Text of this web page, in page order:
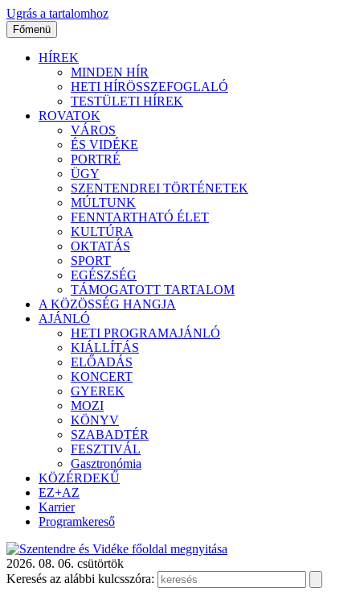
Ugrás a tartalomhoz
Főmenü
HÍREK
MINDEN HÍR
HETI HÍRÖSSZEFOGLALÓ
TESTÜLETI HÍREK
ROVATOK
VÁROS
ÉS VIDÉKE
PORTRÉ
ÜGY
SZENTENDREI TÖRTÉNETEK
MÚLTUNK
FENNTARTHATÓ ÉLET
KULTÚRA
OKTATÁS
SPORT
EGÉSZSÉG
TÁMOGATOTT TARTALOM
A KÖZÖSSÉG HANGJA
AJÁNLÓ
HETI PROGRAMAJÁNLÓ
KIÁLLÍTÁS
ELŐADÁS
KONCERT
GYEREK
MOZI
KÖNYV
SZABADTÉR
FESZTIVÁL
Gasztronómia
KÖZÉRDEKŰ
EZ+AZ
Karrier
Programkereső
2026. 08. 06. csütörtök
Keresés az alábbi kulcsszóra: